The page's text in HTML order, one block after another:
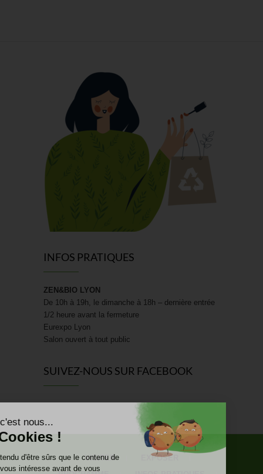
INFOS PRATIQUES
ZEN&BIO LYON
De 10h à 19h, le dimanche à 18h – dernière entrée
1/2 heure avant la fermeture
Eurexpo Lyon
Salon ouvert à tout public
SUIVEZ-NOUS SUR FACEBOOK
VISITER
EXPOSER